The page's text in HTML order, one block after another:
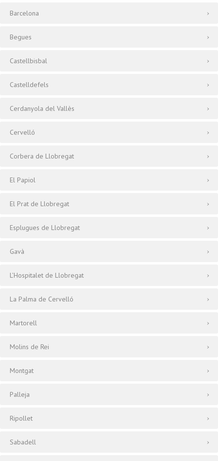
Barcelona
Begues
Castellbisbal
Castelldefels
Cerdanyola del Vallès
Cervelló
Corbera de Llobregat
El Papiol
El Prat de Llobregat
Esplugues de Llobregat
Gavà
L’Hospitalet de Llobregat
La Palma de Cervelló
Martorell
Molins de Rei
Montgat
Palleja
Ripollet
Sabadell